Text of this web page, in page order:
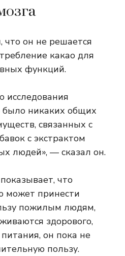
что он не решается
какао для
функций.
исследования
было никаких общих
связанных с
с экстрактом
людей», — сказал он.
что
может принести
пожилым людям,
здорового,
он пока не
пользу.